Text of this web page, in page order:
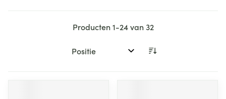
Producten1-24van32
Sorteer op: